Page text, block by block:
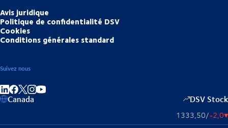
Avis juridique
Politique de confidentialité DSV
Cookies
Conditions générales standard
Suivez nous
Partager sur linkedIn
Partager sur Facebook
Partager sur Instagram
Canada DSV Stock
1333,50/-2,0▴